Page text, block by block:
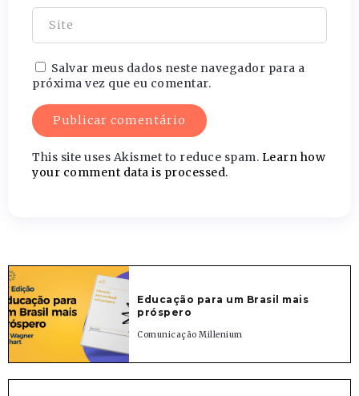
Salvar meus dados neste navegador para a
próxima vez que eu comentar.
This site uses Akismet to reduce spam. Learn how
your comment data is processed.
Educação para um Brasil mais
próspero
Comunicação Millenium